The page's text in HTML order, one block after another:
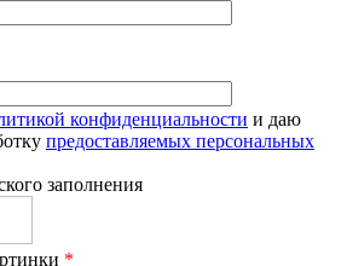
конфиденциальности и даю
предоставляемых персональных
заполнения
*